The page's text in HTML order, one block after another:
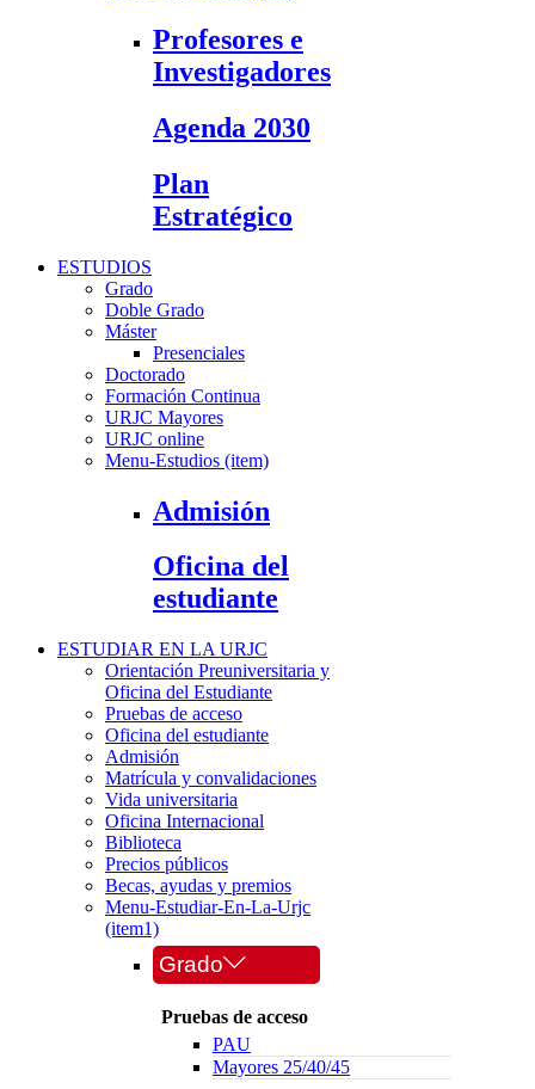
Profesores e
Investigadores
Agenda 2030
Plan
Estratégico
ESTUDIOS
Grado
Doble Grado
Máster
Presenciales
Doctorado
Formación Continua
URJC Mayores
URJC online
Menu-Estudios (item)
Admisión
Oficina del
estudiante
ESTUDIAR EN LA URJC
Orientación Preuniversitaria y
Oficina del Estudiante
Pruebas de acceso
Oficina del estudiante
Admisión
Matrícula y convalidaciones
Vida universitaria
Oficina Internacional
Biblioteca
Precios públicos
Becas, ayudas y premios
Menu-Estudiar-En-La-Urjc
(item1)
Grado
Pruebas de acceso
PAU
Mayores 25/40/45